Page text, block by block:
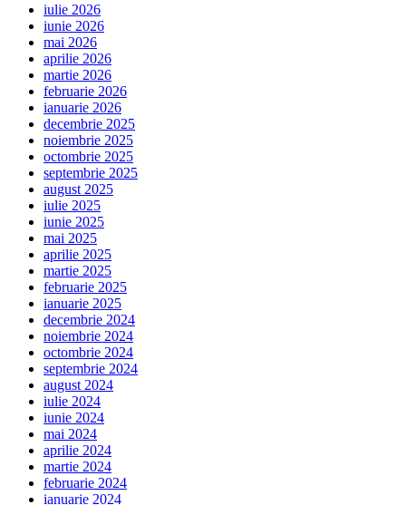
iulie 2026
iunie 2026
mai 2026
aprilie 2026
martie 2026
februarie 2026
ianuarie 2026
decembrie 2025
noiembrie 2025
octombrie 2025
septembrie 2025
august 2025
iulie 2025
iunie 2025
mai 2025
aprilie 2025
martie 2025
februarie 2025
ianuarie 2025
decembrie 2024
noiembrie 2024
octombrie 2024
septembrie 2024
august 2024
iulie 2024
iunie 2024
mai 2024
aprilie 2024
martie 2024
februarie 2024
ianuarie 2024